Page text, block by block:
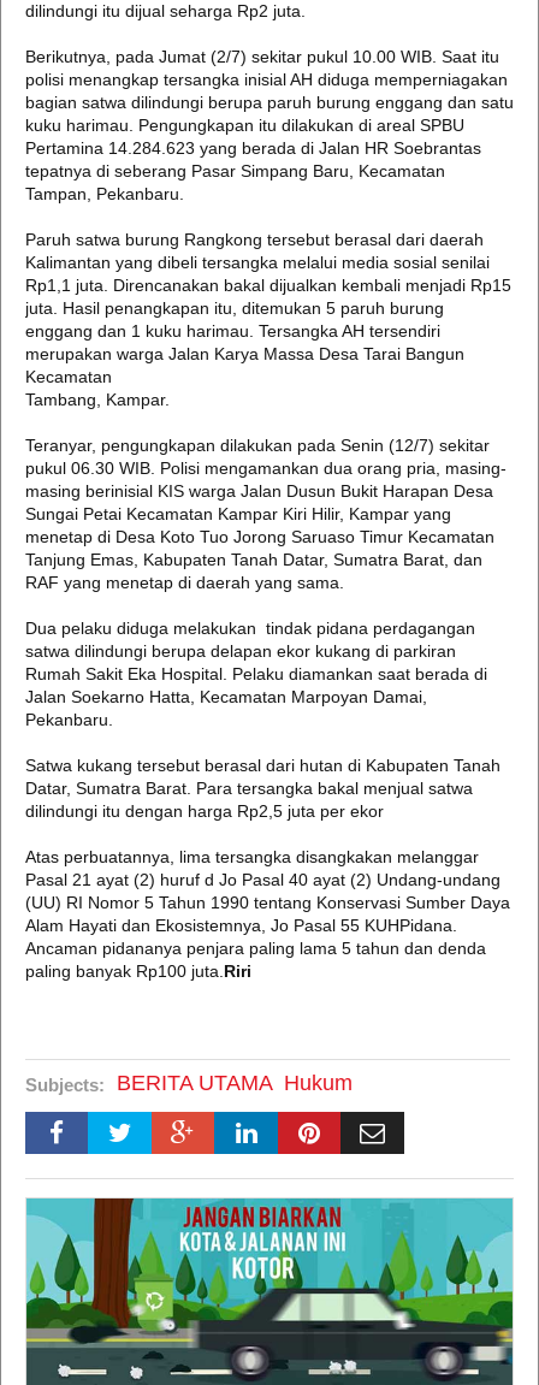
dilindungi itu dijual seharga Rp2 juta.
Berikutnya, pada Jumat (2/7) sekitar pukul 10.00 WIB. Saat itu
polisi menangkap tersangka inisial AH diduga memperniagakan
bagian satwa dilindungi berupa paruh burung enggang dan satu
kuku harimau. Pengungkapan itu dilakukan di areal SPBU
Pertamina 14.284.623 yang berada di Jalan HR Soebrantas
tepatnya di seberang Pasar Simpang Baru, Kecamatan
Tampan, Pekanbaru.
Paruh satwa burung Rangkong tersebut berasal dari daerah
Kalimantan yang dibeli tersangka melalui media sosial senilai
Rp1,1 juta. Direncanakan bakal dijualkan kembali menjadi Rp15
juta. Hasil penangkapan itu, ditemukan 5 paruh burung
enggang dan 1 kuku harimau. Tersangka AH tersendiri
merupakan warga Jalan Karya Massa Desa Tarai Bangun
Kecamatan
Tambang, Kampar.
Teranyar, pengungkapan dilakukan pada Senin (12/7) sekitar
pukul 06.30 WIB. Polisi mengamankan dua orang pria, masing-
masing berinisial KIS warga Jalan Dusun Bukit Harapan Desa
Sungai Petai Kecamatan Kampar Kiri Hilir, Kampar yang
menetap di Desa Koto Tuo Jorong Saruaso Timur Kecamatan
Tanjung Emas, Kabupaten Tanah Datar, Sumatra Barat, dan
RAF yang menetap di daerah yang sama.
Dua pelaku diduga melakukan tindak pidana perdagangan
satwa dilindungi berupa delapan ekor kukang di parkiran
Rumah Sakit Eka Hospital. Pelaku diamankan saat berada di
Jalan Soekarno Hatta, Kecamatan Marpoyan Damai,
Pekanbaru.
Satwa kukang tersebut berasal dari hutan di Kabupaten Tanah
Datar, Sumatra Barat. Para tersangka bakal menjual satwa
dilindungi itu dengan harga Rp2,5 juta per ekor
Atas perbuatannya, lima tersangka disangkakan melanggar
Pasal 21 ayat (2) huruf d Jo Pasal 40 ayat (2) Undang-undang
(UU) RI Nomor 5 Tahun 1990 tentang Konservasi Sumber Daya
Alam Hayati dan Ekosistemnya, Jo Pasal 55 KUHPidana.
Ancaman pidananya penjara paling lama 5 tahun dan denda
paling banyak Rp100 juta. Riri
Subjects: BERITA UTAMA Hukum